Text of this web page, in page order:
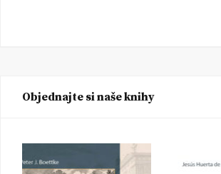
Objednajte si naše knihy